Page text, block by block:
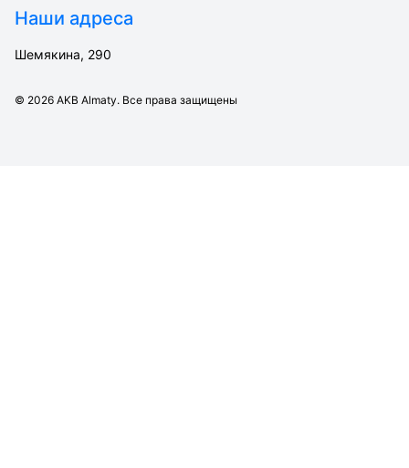
Наши адреса
Шемякина, 290
© 2026 AKB Almaty. Все права защищены